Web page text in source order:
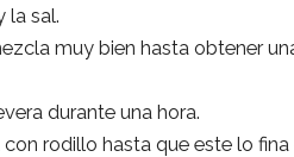
la sal.
muy bien hasta obtener
durante una hora.
rodillo hasta que este lo